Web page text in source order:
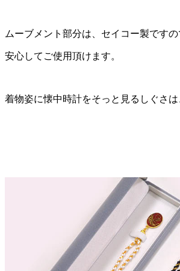
ムーブメント部分は、セイコー製です
安心してご使用頂けます。
着物姿に懐中時計をそっと見るしぐさ